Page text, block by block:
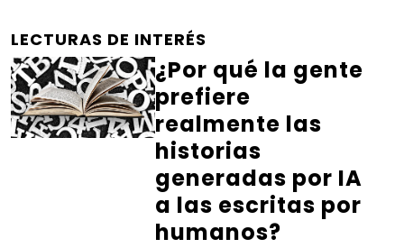
LECTURAS DE INTERÉS
¿Por qué la gente
prefiere
realmente las
historias
generadas por IA
a las escritas por
humanos?